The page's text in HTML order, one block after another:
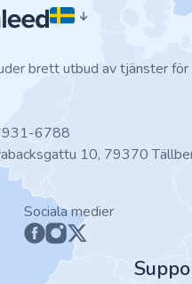
brett utbud av tjänster för
6788
10, 79370
Sociala medier